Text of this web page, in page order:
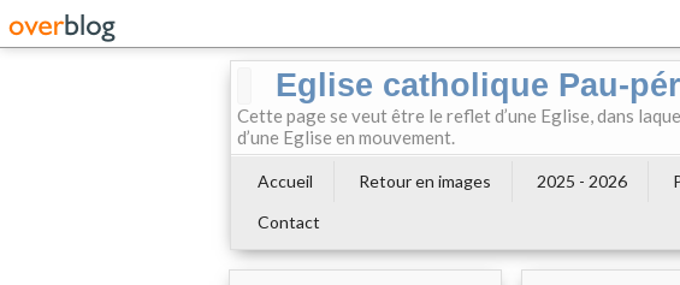
Eglise catholique Pau-
Cette page se veut être le reflet d’une Eglise, dans
d’une Eglise en mouvement.
Accueil Retour en images 2025 - 2026
Contact